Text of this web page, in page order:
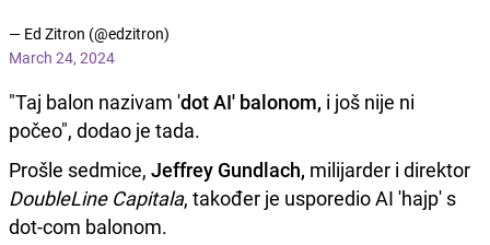
— Ed Zitron (@edzitron)
March 24, 2024
"Taj balon nazivam 'dot AI' balonom, i još nije ni
počeo", dodao je tada.
Prošle sedmice, Jeffrey Gundlach, milijarder i direktor
DoubleLine Capitala, također je usporedio AI 'hajp' s
dot-com balonom.